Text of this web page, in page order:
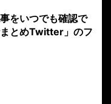
をいつでも確認で
とめTwitter」のフ